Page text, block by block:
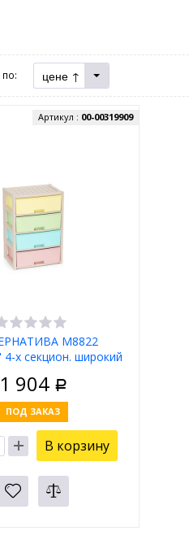
цене ↑
М8822
х секцион. широкий
Артикул : 00-00319909
1 904 Р
ПОД ЗАКАЗ
В корзину